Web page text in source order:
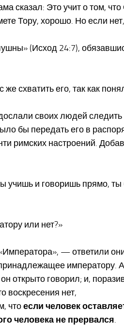
сказал: Это учит о том,
Тору, хорошо. Но если
(Исход 24:7),
схватить его, так как
своих людей
бы передать его в
римских настроений.
учишь и говоришь прямо,
или нет?»
— ответили
императору.
открыто говорил; и,
воскресения нет,
чтоесли человек
человека не прервался.